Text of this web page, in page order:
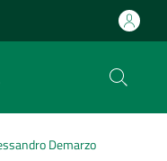
Demarzo